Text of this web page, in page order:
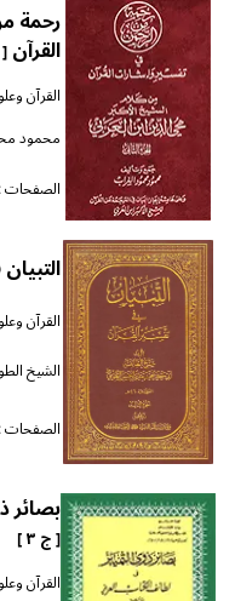
رحمة
القرآن[
القرآن
محمود
الصفحات :
القرآن
الشيخ
الصفحات :
بصائر
[ ج ٣ ]
القرآن